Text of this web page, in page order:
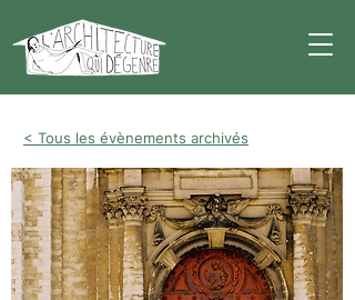
< Tous les évènements archivés